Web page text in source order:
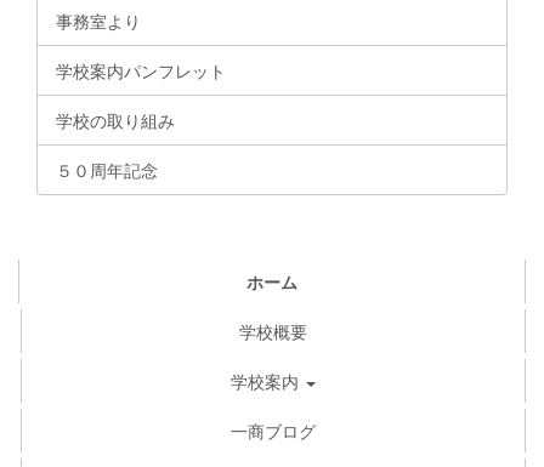
事務室より
学校案内パンフレット
学校の取り組み
５０周年記念
ホーム
学校概要
学校案内
一商ブログ